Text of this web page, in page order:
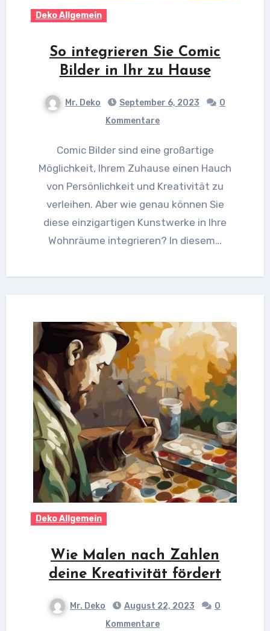
Deko Allgemein
So integrieren Sie Comic
Bilder in Ihr zu Hause
Mr. Deko September 6, 2023
0
Kommentare
Comic Bilder sind eine großartige
Möglichkeit, Ihrem Zuhause einen Hauch
von Persönlichkeit und Kreativität zu
verleihen. Aber wie genau können Sie
diese einzigartigen Kunstwerke in Ihre
Wohnräume integrieren? In diesem…
Deko Allgemein
Wie Malen nach Zahlen
deine Kreativität fördert
Mr. Deko August 22, 2023
0
Kommentare